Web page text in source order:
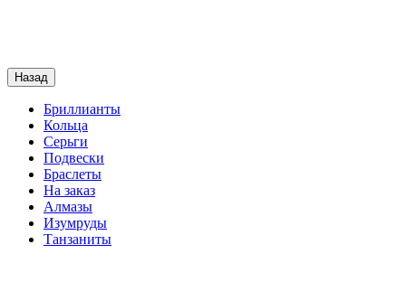
Назад
Бриллианты
Кольца
Серьги
Подвески
Браслеты
На заказ
Алмазы
Изумруды
Танзаниты